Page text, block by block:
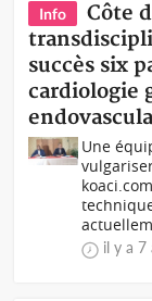
Info
Côte
succès six
cardiologie
Une
il y a 7